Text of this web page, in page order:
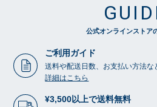
公式オンラインストア
ご利用ガイド
送料や配送日数、お支払い方法な
詳細はこちら
¥3,500以上で送料無料